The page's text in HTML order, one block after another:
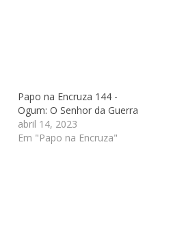
Papo na Encruza 144 -
Ogum: O Senhor da Guerra
abril 14, 2023
Em "Papo na Encruza"